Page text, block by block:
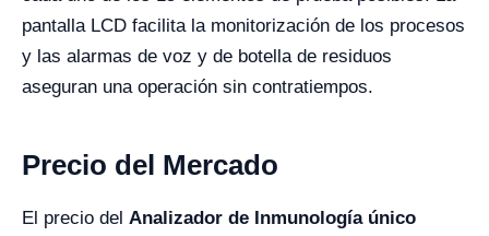
pantalla LCD facilita la monitorización de los procesos
y las alarmas de voz y de botella de residuos
aseguran una operación sin contratiempos.
Precio del Mercado
El precio del Analizador de Inmunología único